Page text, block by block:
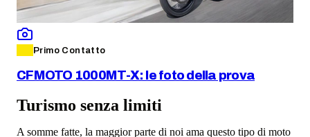
Primo Contatto
CFMOTO 1000MT-X: le foto della prova
Turismo senza limiti
A somme fatte, la maggior parte di noi ama questo tipo di moto